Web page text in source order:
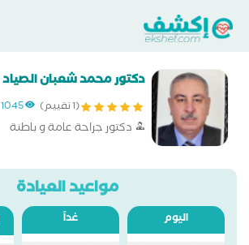
دكتور محمد شعبان الصياد
(1 تقييم) 1045
دكتور جراحة عامة و باطنة
مواعيد العيادة
اليوم غداً